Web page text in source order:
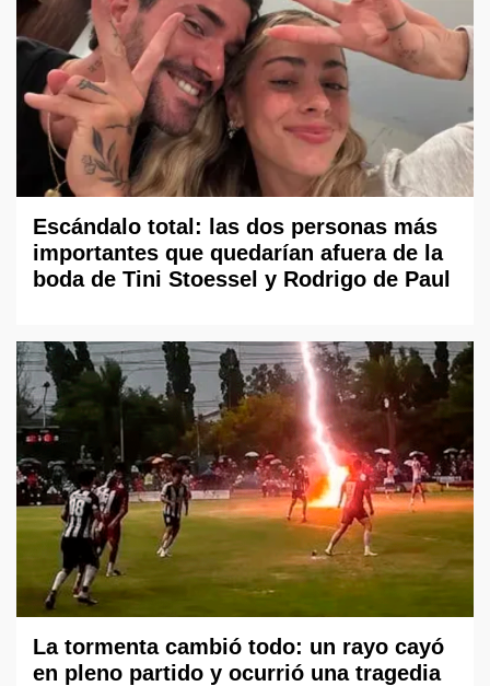
Escándalo total: las dos personas más
importantes que quedarían afuera de la
boda de Tini Stoessel y Rodrigo de Paul
La tormenta cambió todo: un rayo cayó
en pleno partido y ocurrió una tragedia